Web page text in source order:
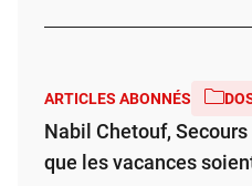
ARTICLES ABONNÉS
Nabil Chetouf,
que les vacances